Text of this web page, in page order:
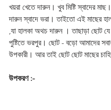
খয়রা খেতে দারুন। খুব মিষ্টি স্বাদের
দারুন স্বাদে ভরা। তাইতো এই মাছের
,যা হালকা অথচ দারুন । তাছাড়া ছোট
পুষ্টিতে ভরপুর। ছোট - বড়ো আমাদের
উপকারী। আর তাই ছোট ছোট মাছের
উপকরণ :-